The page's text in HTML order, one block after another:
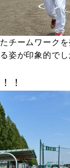
チームワーク
姿が印象的でし
！